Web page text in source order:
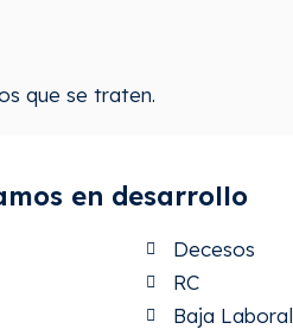
que se traten.
en desarrollo
Decesos
RC
Baja Laboral